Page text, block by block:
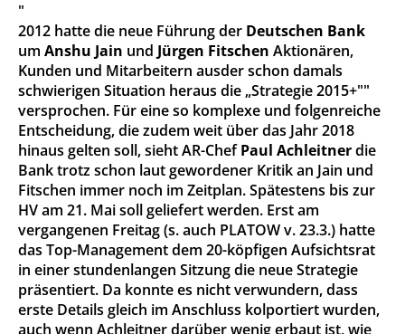
"
2012 hatte die neue Führung der Deutschen Bank
um Anshu Jain und Jürgen Fitschen Aktionären,
Kunden und Mitarbeitern ausder schon damals
schwierigen Situation heraus die „Strategie 2015+""
versprochen. Für eine so komplexe und folgenreiche
Entscheidung, die zudem weit über das Jahr 2018
hinaus gelten soll, sieht AR-ChefPaul Achleitnerdie
Bank trotz schon laut gewordener Kritik an Jain und
Fitschen immer noch im Zeitplan. Spätestens bis zur
HV am 21. Mai soll geliefert werden. Erst am
vergangenen Freitag (s. auch PLATOW v. 23.3.) hatte
das Top-Management dem 20-köpfigen Aufsichtsrat
in einer stundenlangen Sitzung die neue Strategie
präsentiert. Da konnte es nicht verwundern, dass
erste Details gleich im Anschluss kolportiert wurden,
auch wenn Achleitner darüber wenig erbaut ist, wie